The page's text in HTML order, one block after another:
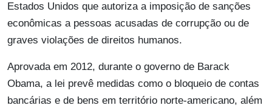
Estados Unidos que autoriza a imposição de sanções
econômicas a pessoas acusadas de corrupção ou de
graves violações de direitos humanos.
Aprovada em 2012, durante o governo de Barack
Obama, a lei prevê medidas como o bloqueio de contas
bancárias e de bens em território norte-americano, além